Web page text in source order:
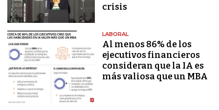
crisis
LABORAL
Al menos 86% de los
ejecutivos financieros
consideran que la IA es
más valiosa que un MBA